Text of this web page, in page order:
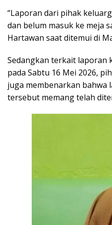
“Laporan dari pihak
dan belum masuk ke meja
Hartawan saat ditemui di
Sedangkan terkait laporan
pada Sabtu 16 Mei 2026,
juga membenarkan bahwa
tersebut memang telah